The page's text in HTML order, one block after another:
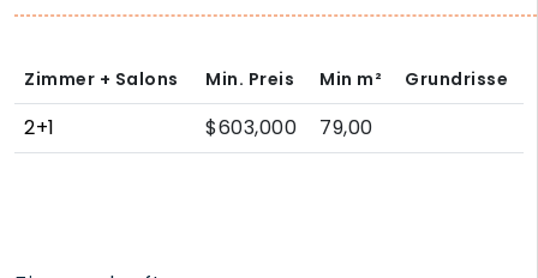
Zimmer + Salons Min. Preis Min m² Grundrisse
2+1 $603,000 79,00